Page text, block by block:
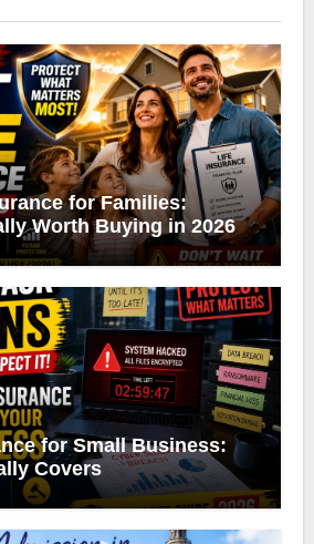
for Families:
Worth Buying in 2026
for Small Business:
Covers